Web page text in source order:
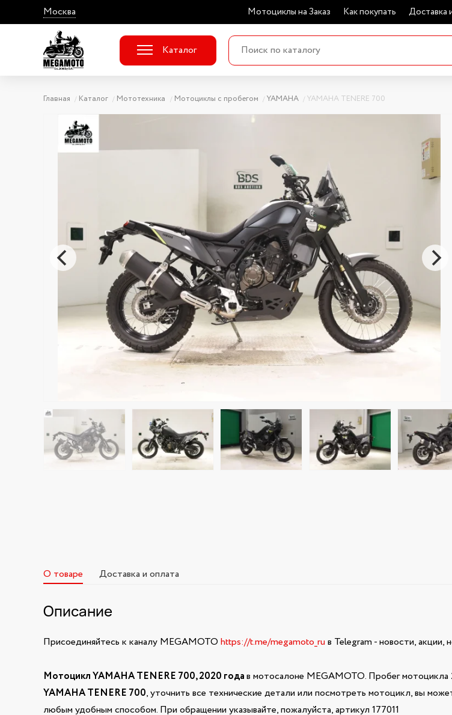
Москва Мотоциклы на Заказ Как покупать Доставка
Каталог
Главная Каталог Мототехника Мотоциклы с пробегом YAMAHA YAMAHA TENERE 700
О товаре Доставка и оплата
Описание
Присоединяйтесь к каналу MEGAMOTO https://t.me/megamoto_ru в Telegram - новости, акции,
Мотоцикл YAMAHA TENERE 700, 2020 годав мотосалоне MEGAMOTO. Пробег
YAMAHA TENERE 700, уточнить все технические детали или посмотреть мотоцикл, вы
любым удобным способом. При обращении указывайте, пожалуйста, артикул 177011